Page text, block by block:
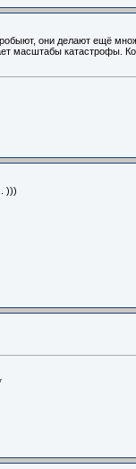
они делают ещё
масштабы катастрофы.
)))